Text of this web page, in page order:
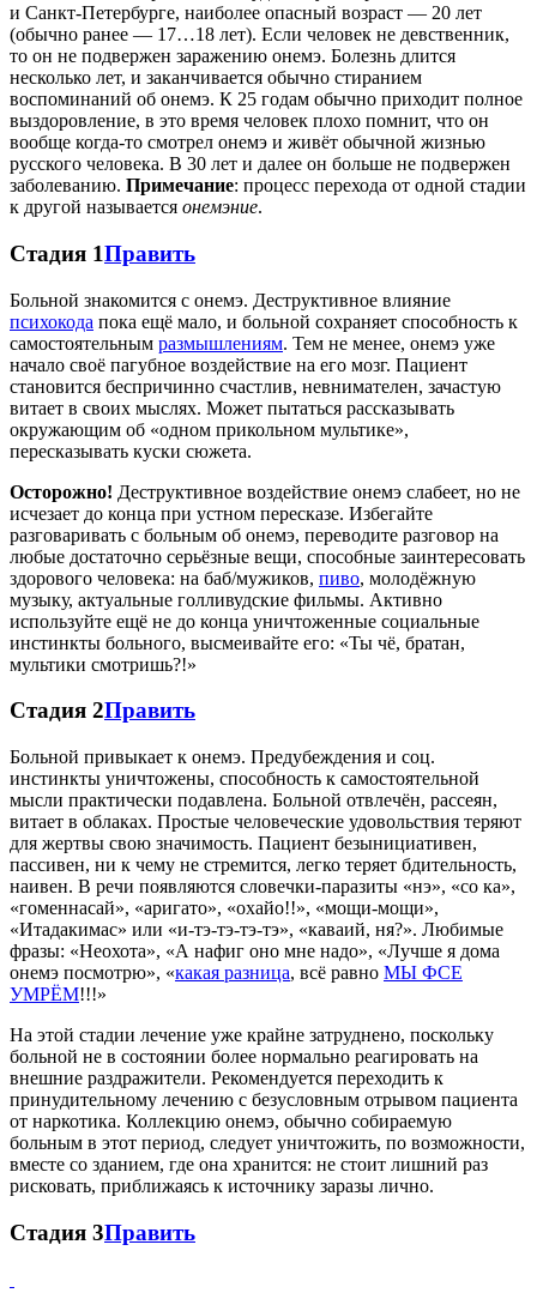
и Санкт-Петербурге, наиболее опасный возраст — 20 лет
(обычно ранее — 17…18 лет). Если человек не девственник,
то он не подвержен заражению онемэ. Болезнь длится
несколько лет, и заканчивается обычно стиранием
воспоминаний об онемэ. К 25 годам обычно приходит полное
выздоровление, в это время человек плохо помнит, что он
вообще когда-то смотрел онемэ и живёт обычной жизнью
русского человека. В 30 лет и далее он больше не подвержен
заболеванию. Примечание: процесс перехода от одной стадии
к другой называется онемэние.
Стадия 1Править
Больной знакомится с онемэ. Деструктивное влияние
психокода пока ещё мало, и больной сохраняет способность к
самостоятельным размышлениям. Тем не менее, онемэ уже
начало своё пагубное воздействие на его мозг. Пациент
становится беспричинно счастлив, невнимателен, зачастую
витает в своих мыслях. Может пытаться рассказывать
окружающим об «одном прикольном мультике»,
пересказывать куски сюжета.
Осторожно! Деструктивное воздействие онемэ слабеет, но не
исчезает до конца при устном пересказе. Избегайте
разговаривать с больным об онемэ, переводите разговор на
любые достаточно серьёзные вещи, способные заинтересовать
здорового человека: на баб/мужиков, пиво, молодёжную
музыку, актуальные голливудские фильмы. Активно
используйте ещё не до конца уничтоженные социальные
инстинкты больного, высмеивайте его: «Ты чё, братан,
мультики смотришь?!»
Стадия 2Править
Больной привыкает к онемэ. Предубеждения и соц.
инстинкты уничтожены, способность к самостоятельной
мысли практически подавлена. Больной отвлечён, рассеян,
витает в облаках. Простые человеческие удовольствия теряют
для жертвы свою значимость. Пациент безынициативен,
пассивен, ни к чему не стремится, легко теряет бдительность,
наивен. В речи появляются словечки-паразиты «нэ», «со ка»,
«гоменнасай», «аригато», «охайо!!», «мощи-мощи»,
«Итадакимас» или «и-тэ-тэ-тэ-тэ», «каваий, ня?». Любимые
фразы: «Неохота», «А нафиг оно мне надо», «Лучше я дома
онемэ посмотрю», «какая разница, всё равно МЫ ФСЕ
УМРЁМ!!!»
На этой стадии лечение уже крайне затруднено, поскольку
больной не в состоянии более нормально реагировать на
внешние раздражители. Рекомендуется переходить к
принудительному лечению с безусловным отрывом пациента
от наркотика. Коллекцию онемэ, обычно собираемую
больным в этот период, следует уничтожить, по возможности,
вместе со зданием, где она хранится: не стоит лишний раз
рисковать, приближаясь к источнику заразы лично.
Стадия 3Править